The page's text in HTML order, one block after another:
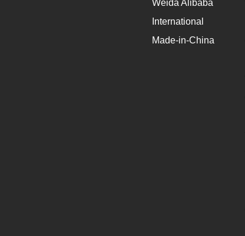
Weida Alibaba
International
Made-in-China